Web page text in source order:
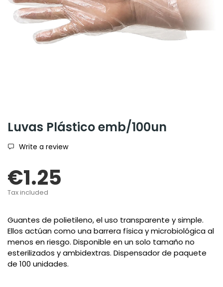
Luvas Plástico emb/100un
Write a review
€1.25
Tax included
Guantes de polietileno, el uso transparente y simple.
Ellos actúan como una barrera física y microbiológica al
menos en riesgo. Disponible en un solo tamaño no
esterilizados y ambidextras. Dispensador de paquete
de 100 unidades.